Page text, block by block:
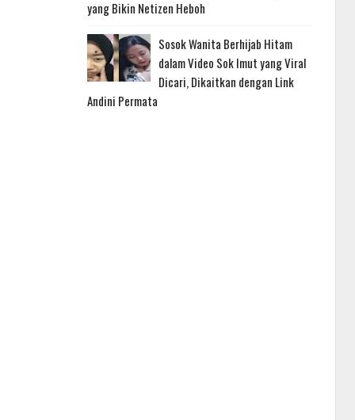
yang Bikin Netizen Heboh
Sosok Wanita Berhijab Hitam
dalam Video Sok Imut yang Viral
Dicari, Dikaitkan dengan Link
Andini Permata